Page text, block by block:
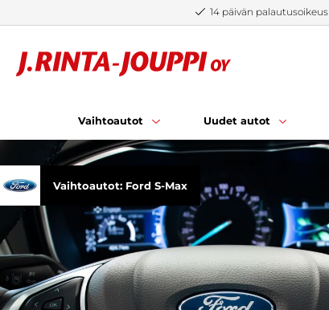
14 päivän palautusoikeus
Vaihtoautot Uudet autot
Vaihtoautot: Ford S-Max